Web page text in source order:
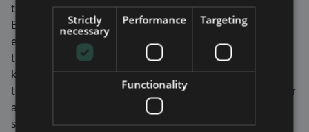
trådlös inomhustäckning.
Bolaget erbjuder end-to-end digitala lösningar med
enastående prestanda. Produkterna säkerställer
trådlös täckning för såväl kritiska tjänster som
konsumenttjänster och används i tunnlar, tåg,
tunnelbanor, arenor, byggnader och mer. Vi brinner för
att göra samhället och våra kunders och
slutanvändares liv bättre, enklare och säkrare genom
Strictly
necessary
Performance Targeting
Functionality